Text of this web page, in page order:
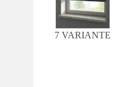
7 VARIANTE